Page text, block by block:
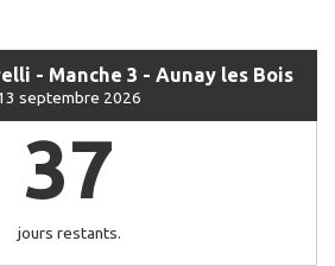
- Manche 3 - Aunay les Bois
septembre 2026
37
jours restants.